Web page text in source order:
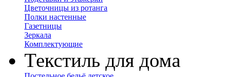
Цветочницы из ротанга
Полки настенные
Газетницы
Зеркала
Комплектующие
Текстиль для дома